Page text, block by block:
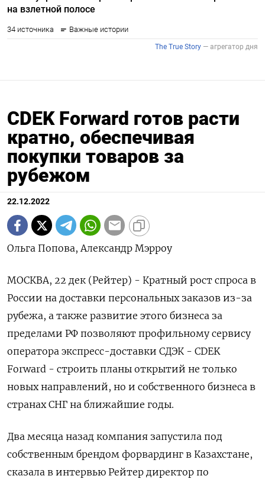
СDEK Forward готов расти
кратно, обеспечивая
покупки товаров за
рубежом
22.12.2022
Ольга Попова, Александр Мэрроу
МОСКВА, 22 дек (Рейтер) - Кратный рост спроса в
России на доставки персональных заказов из-за
рубежа, а также развитие этого бизнеса за
пределами РФ позволяют профильному сервису
оператора экспресс-доставки СДЭК - CDEK
Forward - строить планы открытий не только
новых направлений, но и собственного бизнеса в
странах СНГ на ближайшие годы.
Два месяца назад компания запустила под
собственным брендом форвардинг в Казахстане,
сказала в интервью Рейтер директор по